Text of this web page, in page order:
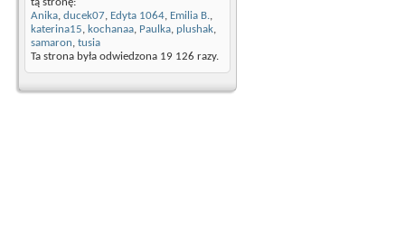
Anika, ducek07, Edyta 1064, Emilia B.,
katerina15, kochanaa, Paulka, plushak,
samaron, tusia
Ta strona była odwiedzona 19 126 razy.